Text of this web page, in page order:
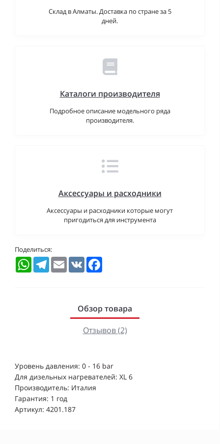
Склад в Алматы. Доставка по стране за 5
дней.
Каталоги производителя
Подробное описание модельного ряда
производителя.
Аксессуары и расходники
Аксессуары и расходники которые могут
пригодиться для инструмента
Поделиться:
WhatsAppTelegramEmail VK
Обзор товара
Отзывов (2)
Уровень давления: 0 - 16 bar
Для дизельных нагревателей: XL 6
Производитель: Италия
Гарантия: 1 год
Артикул: 4201.187